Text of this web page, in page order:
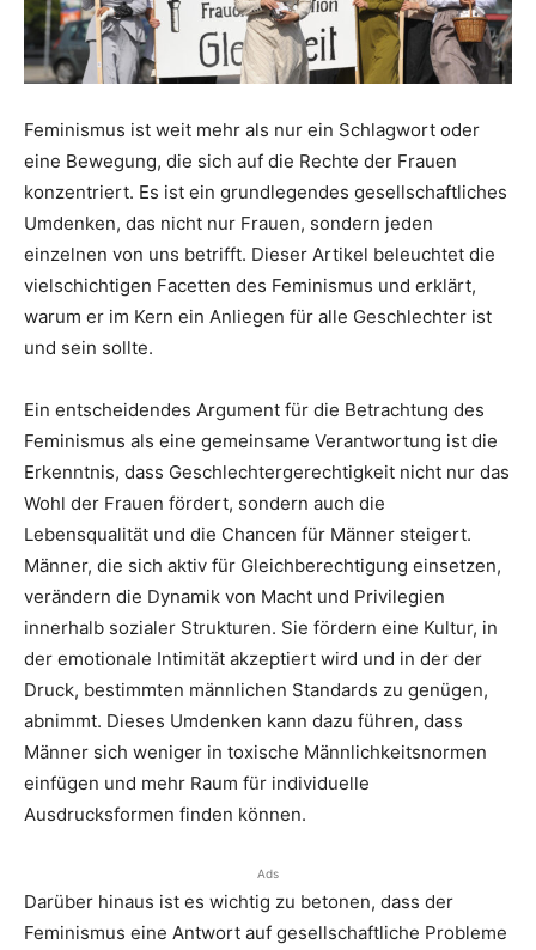
Feminismus ist weit mehr als nur ein Schlagwort oder
eine Bewegung, die sich auf die Rechte der Frauen
konzentriert. Es ist ein grundlegendes gesellschaftliches
Umdenken, das nicht nur Frauen, sondern jeden
einzelnen von uns betrifft. Dieser Artikel beleuchtet die
vielschichtigen Facetten des Feminismus und erklärt,
warum er im Kern ein Anliegen für alle Geschlechter ist
und sein sollte.
Ein entscheidendes Argument für die Betrachtung des
Feminismus als eine gemeinsame Verantwortung ist die
Erkenntnis, dass Geschlechtergerechtigkeit nicht nur das
Wohl der Frauen fördert, sondern auch die
Lebensqualität und die Chancen für Männer steigert.
Männer, die sich aktiv für Gleichberechtigung einsetzen,
verändern die Dynamik von Macht und Privilegien
innerhalb sozialer Strukturen. Sie fördern eine Kultur, in
der emotionale Intimität akzeptiert wird und in der der
Druck, bestimmten männlichen Standards zu genügen,
abnimmt. Dieses Umdenken kann dazu führen, dass
Männer sich weniger in toxische Männlichkeitsnormen
einfügen und mehr Raum für individuelle
Ausdrucksformen finden können.
Ads
Darüber hinaus ist es wichtig zu betonen, dass der
Feminismus eine Antwort auf gesellschaftliche Probleme